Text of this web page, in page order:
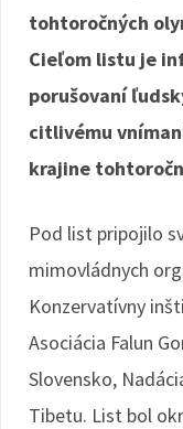
tohtoročných
Cieľom listu je
porušovaní
citlivému
krajine
Pod list pripojilo
mimovládnych
Konzervatívny
Asociácia Falun
Slovensko,
Tibetu. List bol